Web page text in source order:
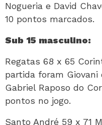
Nogueria e David
10 pontos marcados.
Sub 15 masculino:
Regatas 68 x 65
partida foram Giovani
Gabriel Raposo do
pontos no jogo.
Santo André 59 x 71